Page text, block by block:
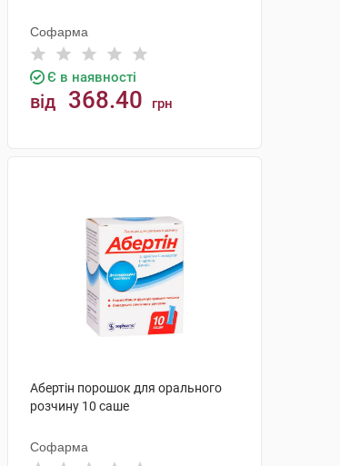
Софарма
Є в наявності
від 368.40 грн
Абертін порошок для орального
розчину 10 саше
Софарма